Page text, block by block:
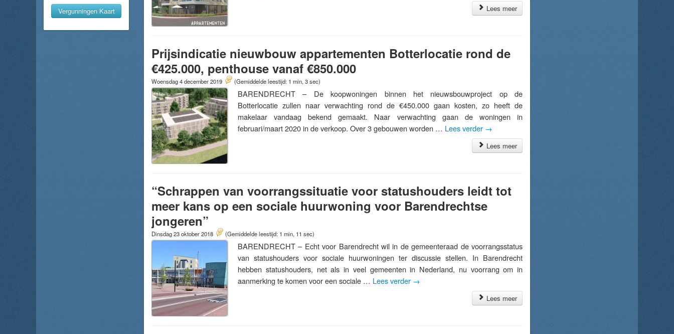
Vergunningen Kaart Lees meer
Prijsindicatie nieuwbouw appartementen Botterlocatie rond de
€425.000, penthouse vanaf €850.000
Woensdag 4 december 2019 (Gemiddelde leestijd: 1 min, 3 sec)
BARENDRECHT – De koopwoningen binnen het nieuwsbouwproject op de
Botterlocatie zullen naar verwachting rond de €450.000 gaan kosten, zo heeft de
makelaar vandaag bekend gemaakt. Naar verwachting gaan de woningen in
februari/maart 2020 in de verkoop. Over 3 gebouwen worden … Lees verder →
Lees meer
“Schrappen van voorrangssituatie voor statushouders leidt tot
meer kans op een sociale huurwoning voor Barendrechtse
jongeren”
Dinsdag 23 oktober 2018 (Gemiddelde leestijd: 1 min, 11 sec)
BARENDRECHT – Echt voor Barendrecht wil in de gemeenteraad de voorrangsstatus
van statushouders voor sociale huurwoningen ter discussie stellen. In Barendrecht
hebben statushouders, net als in veel gemeenten in Nederland, nu voorrang om in
aanmerking te komen voor een sociale … Lees verder →
Lees meer